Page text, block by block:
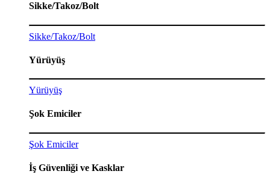
Sikke/Takoz/Bolt
Sikke/Takoz/Bolt
Yürüyüş
Yürüyüş
Şok Emiciler
Şok Emiciler
İş Güvenliği ve Kasklar